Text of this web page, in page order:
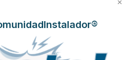
externa o mediante un
los elementos de regulación y
×